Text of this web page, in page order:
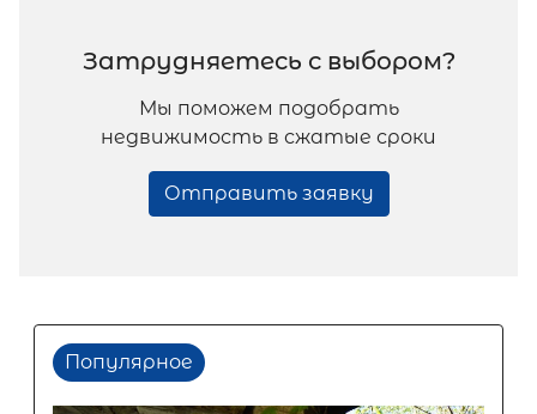
Затрудняетесь с выбором?
Мы поможем подобрать
недвижимость в сжатые сроки
Отправить заявку
Популярное